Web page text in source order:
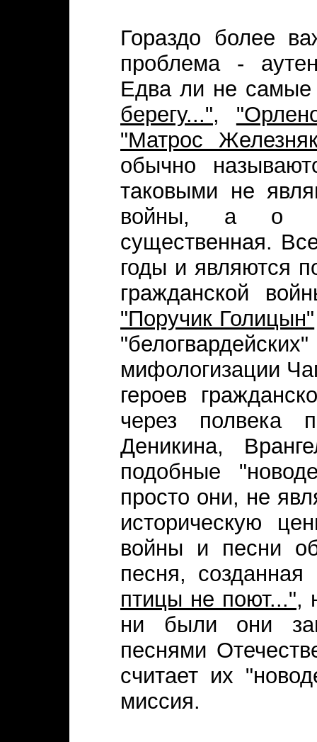
Гораздо более
проблема -
Едва ли не
берегу...",
"Матрос
обычно
таковыми не
войны, а
существенная.
годы и являются
гражданской
"Поручик Голицын"
мифологизации
героев
через полвека
Деникина,
подобные
просто они, не
историческую
войны и песни
песня,
птицы не поют...",
ни были они
песнями
считает их
миссия.